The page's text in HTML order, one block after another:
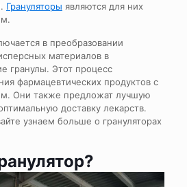
Грануляторы являются для них
в преобразовании
материалов в
гранулы. Этот процесс
фармацевтических продуктов с
Они также предложат лучшую
доставку лекарств.
узнаем больше о грануляторах